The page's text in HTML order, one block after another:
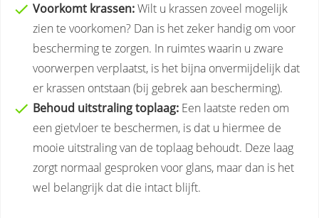
Voorkomt krassen:Wilt u krassen zoveel mogelijk
zien te voorkomen? Dan is het zeker handig om voor
bescherming te zorgen. In ruimtes waarin u zware
voorwerpen verplaatst, is het bijna onvermijdelijk dat
er krassen ontstaan (bij gebrek aan bescherming).
Behoud uitstraling toplaag: Een laatste reden om
een gietvloer te beschermen, is dat u hiermee de
mooie uitstraling van de toplaag behoudt. Deze laag
zorgt normaal gesproken voor glans, maar dan is het
wel belangrijk dat die intact blijft.